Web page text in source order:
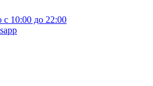
с 10:00 до 22:00